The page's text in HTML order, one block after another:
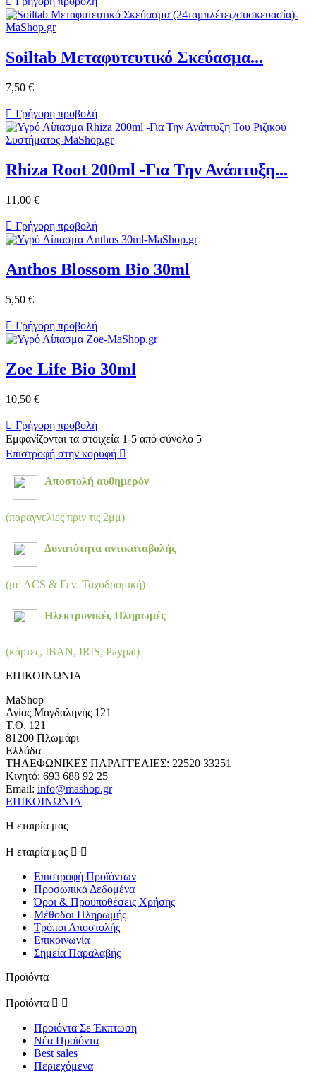
Soiltab Μεταφυτευτικό Σκεύασμα...
7,50 €
 Γρήγορη προβολή
Rhiza Root 200ml -Για Την Ανάπτυξη...
11,00 €
 Γρήγορη προβολή
Anthos Blossom Bio 30ml
5,50 €
 Γρήγορη προβολή
Zoe Life Bio 30ml
10,50 €
 Γρήγορη προβολή
Εμφανίζονται τα στοιχεία 1-5 από σύνολο 5
Επιστροφή στην κορυφή 
Αποστολή αυθημερόν
(παραγγελίες πριν τις 2μμ)
Δυνατότητα αντικαταβολής
(με ACS & Γεν. Ταχυδρομική)
Ηλεκτρονικές Πληρωμές
(κάρτες, IBAN, IRIS, Paypal)
ΕΠΙΚΟΙΝΩΝΙΑ
MaShop
Αγίας Μαγδαληνής 121
Τ.Θ. 121
81200 Πλωμάρι
Ελλάδα
ΤΗΛΕΦΩΝΙΚΕΣ ΠΑΡΑΓΓΕΛΙΕΣ: 22520 33251
Κινητό: 693 688 92 25
Email: info@mashop.gr
ΕΠΙΚΟΙΝΩΝΙΑ
Η εταιρία μας
Η εταιρία μας  
Επιστροφή Προϊόντων
Προσωπικά Δεδομένα
Όροι & Προϋποθέσεις Χρήσης
Μέθοδοι Πληρωμής
Τρόποι Αποστολής
Επικοινωνία
Σημεία Παραλαβής
Προϊόντα
Προϊόντα  
Προϊόντα Σε Έκπτωση
Νέα Προϊόντα
Best sales
Περιεχόμενα